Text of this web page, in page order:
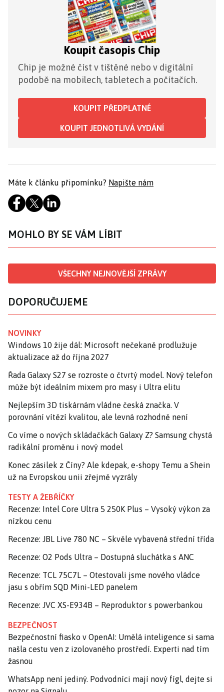
Koupit časopis Chip
Chip je možné číst v tištěné nebo v digitální
podobě na mobilech, tabletech a počítačích.
KOUPIT PŘEDPLATNÉ
KOUPIT JEDNOTLIVÁ VYDÁNÍ
Máte k článku připomínku? Napište nám
MOHLO BY SE VÁM LÍBIT
VŠECHNY NEJNOVĚJŠÍ ZPRÁVY
DOPORUČUJEME
NOVINKY
Windows 10 žije dál: Microsoft nečekaně prodlužuje
aktualizace až do října 2027
Řada Galaxy S27 se rozroste o čtvrtý model. Nový telefon
může být ideálním mixem pro masy i Ultra elitu
Nejlepším 3D tiskárnám vládne česká značka. V
porovnání vítězí kvalitou, ale levná rozhodně není
Co víme o nových skládačkách Galaxy Z? Samsung chystá
radikální proměnu i nový model
Konec zásilek z Číny? Ale kdepak, e-shopy Temu a Shein
už na Evropskou unii zřejmě vyzrály
TESTY A ŽEBŘÍČKY
Recenze: Intel Core Ultra 5 250K Plus – Vysoký výkon za
nízkou cenu
Recenze: JBL Live 780 NC – Skvěle vybavená střední třída
Recenze: O2 Pods Ultra – Dostupná sluchátka s ANC
Recenze: TCL 75C7L – Otestovali jsme nového vládce
jasu s obřím SQD Mini-LED panelem
Recenze: JVC XS-E934B – Reproduktor s powerbankou
BEZPEČNOST
Bezpečnostní fiasko v OpenAI: Umělá inteligence si sama
našla cestu ven z izolovaného prostředí. Experti nad tím
žasnou
WhatsApp není jediný. Podvodníci mají nový fígl, dejte si